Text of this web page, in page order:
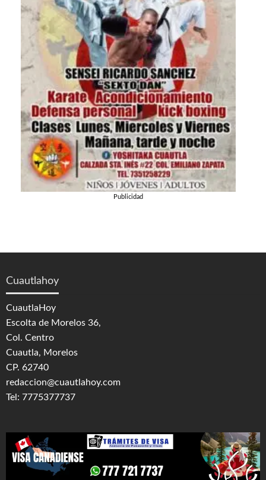
Publicidad
Cuautlahoy
CuautlaHoy
Escolta de Morelos 36,
Col. Centro
Cuautla, Morelos
CP. 62740
redaccion@cuautlahoy.com
Tel: 7775377737